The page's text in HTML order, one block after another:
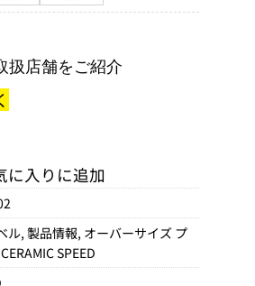
扱店舗をご紹介
に入りに追加
ル,製品情報, オーバーサイズ プ
CERAMIC SPEED